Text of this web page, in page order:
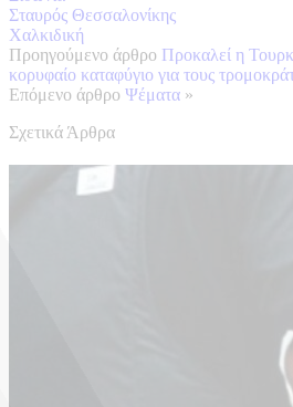
Σταυρός Θεσσαλονίκης
Χαλκιδική
Προηγούμενο άρθρο Προκαλεί η
κορυφαίο καταφύγιο για τους
Επόμενο άρθρο Ψέματα »
Σχετικά Άρθρα